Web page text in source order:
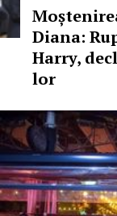
Diana:
Harry,
lor